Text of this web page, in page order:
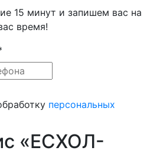
15 минут и запишем вас на
время!
персональных
«ЕСХОЛ-